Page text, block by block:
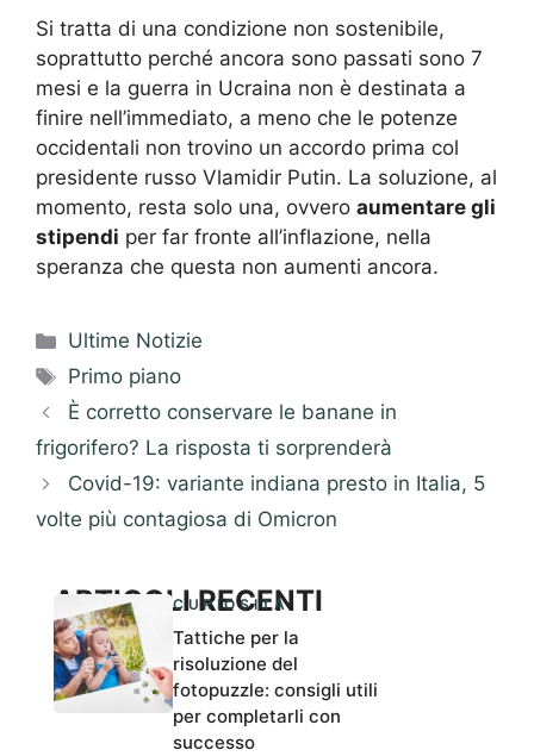
Si tratta di una condizione non sostenibile,
soprattutto perché ancora sono passati sono 7
mesi e la guerra in Ucraina non è destinata a
finire nell’immediato, a meno che le potenze
occidentali non trovino un accordo prima col
presidente russo Vlamidir Putin. La soluzione, al
momento, resta solo una, ovvero aumentare gli
stipendi per far fronte all’inflazione, nella
speranza che questa non aumenti ancora.
Categorie
Ultime Notizie
Tag
Primo piano
È corretto conservare le banane in
frigorifero? La risposta ti sorprenderà
Covid-19: variante indiana presto in Italia, 5
volte più contagiosa di Omicron
ARTICOLI RECENTI
CURIOSITÀ
Tattiche per la
risoluzione del
fotopuzzle: consigli utili
per completarli con
successo